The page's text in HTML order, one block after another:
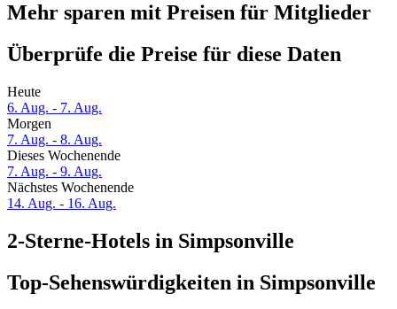
Mehr sparen mit Preisen für Mitglieder
Überprüfe die Preise für diese Daten
Heute
6. Aug. - 7. Aug.
Morgen
7. Aug. - 8. Aug.
Dieses Wochenende
7. Aug. - 9. Aug.
Nächstes Wochenende
14. Aug. - 16. Aug.
2-Sterne-Hotels in Simpsonville
Top-Sehenswürdigkeiten in Simpsonville